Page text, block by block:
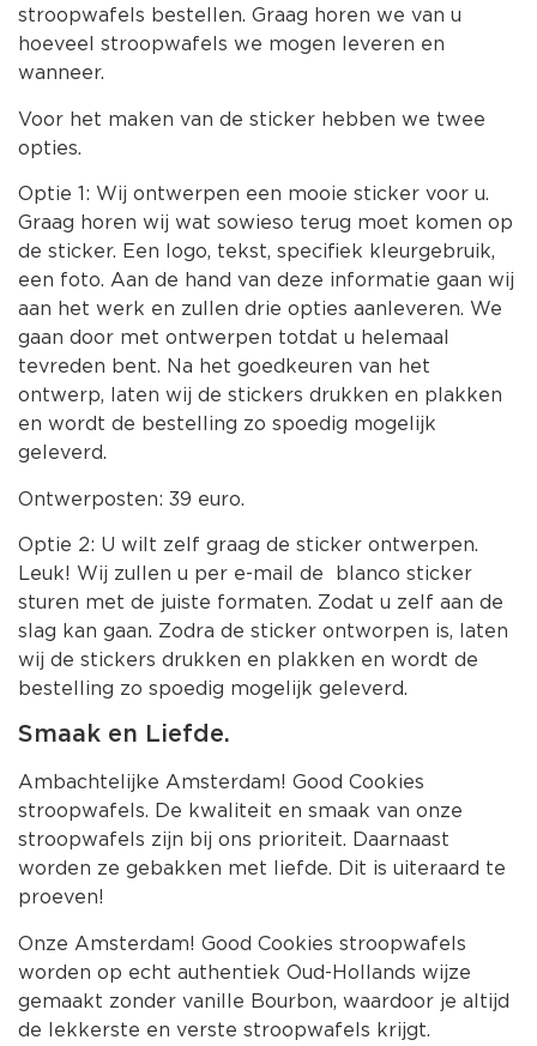
stroopwafels bestellen. Graag horen we van u
hoeveel stroopwafels we mogen leveren en
wanneer.
Voor het maken van de sticker hebben we twee
opties.
Optie 1: Wij ontwerpen een mooie sticker voor u.
Graag horen wij wat sowieso terug moet komen op
de sticker. Een logo, tekst, specifiek kleurgebruik,
een foto. Aan de hand van deze informatie gaan wij
aan het werk en zullen drie opties aanleveren. We
gaan door met ontwerpen totdat u helemaal
tevreden bent. Na het goedkeuren van het
ontwerp, laten wij de stickers drukken en plakken
en wordt de bestelling zo spoedig mogelijk
geleverd.
Ontwerposten: 39 euro.
Optie 2: U wilt zelf graag de sticker ontwerpen.
Leuk! Wij zullen u per e-mail de blanco sticker
sturen met de juiste formaten. Zodat u zelf aan de
slag kan gaan. Zodra de sticker ontworpen is, laten
wij de stickers drukken en plakken en wordt de
bestelling zo spoedig mogelijk geleverd.
Smaak en Liefde.
Ambachtelijke Amsterdam! Good Cookies
stroopwafels. De kwaliteit en smaak van onze
stroopwafels zijn bij ons prioriteit. Daarnaast
worden ze gebakken met liefde. Dit is uiteraard te
proeven!
Onze Amsterdam! Good Cookies stroopwafels
worden op echt authentiek Oud-Hollands wijze
gemaakt zonder vanille Bourbon, waardoor je altijd
de lekkerste en verste stroopwafels krijgt.